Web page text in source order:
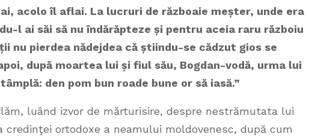
acolo îl aflai. La lucruri de războaie meșter, unde era
l ai săi să nu îndărăpteze și pentru aceia raru războiu
ții nu pierdea nădejdea căștiindu-se cădzut gios se
după moartea lui și fiul său, Bogdan-vodă, urma lui
den pom bun roade bune or să iasă.”
luând izvor de mărturisire, despre nestrămutata lui
ortodoxe a neamului moldovenesc, după cum